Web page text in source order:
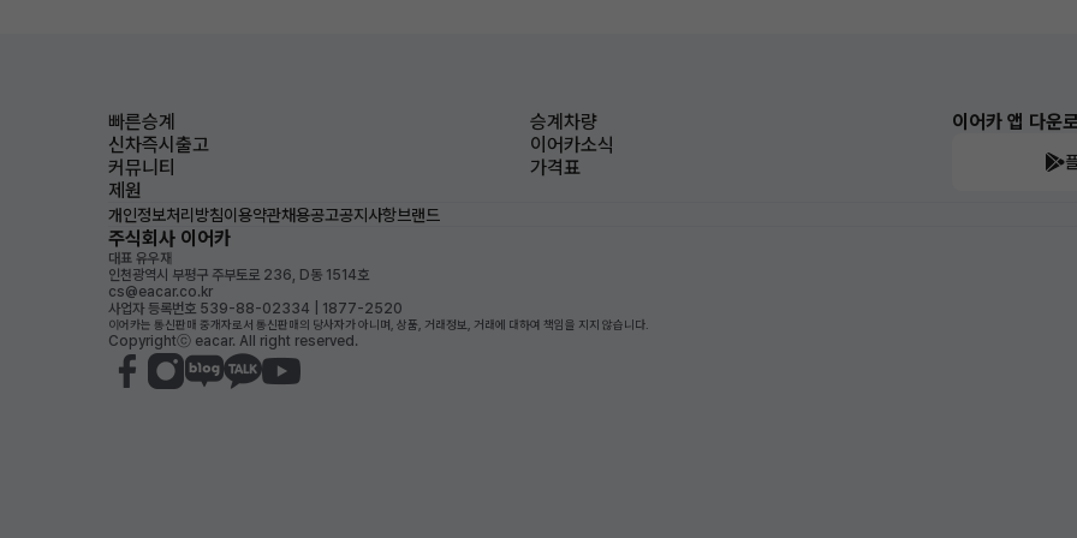
빠른승계
승계차량
신차즉시출고
이어카소식
커뮤니티
가격표
제원
이어카 앱 다운
개인정보처리방침이용약관채용공고공지사항브랜드
주식회사 이어카
대표 유우재
인천광역시 부평구 주부토로 236, D동 1514호
cs@eacar.co.kr
사업자 등록번호 539-88-02334 | 1877-2520
이어카는 통신판매 중개자로서 통신판매의 당사자가 아니며, 상품, 거래정보, 거래에 대하여 책임을 지지 않습니다.
Copyrightⓒ eacar. All right reserved.